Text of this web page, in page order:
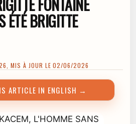
ÉTÉ BRIGITTE
MIS À JOUR LE 02/06/2026
ARTICLE IN ENGLISH →